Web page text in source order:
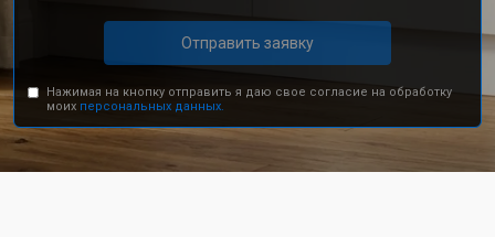
Отправить заявку
Нажимая на кнопку отправить я даю свое согласие на обработку
моих персональных данных.